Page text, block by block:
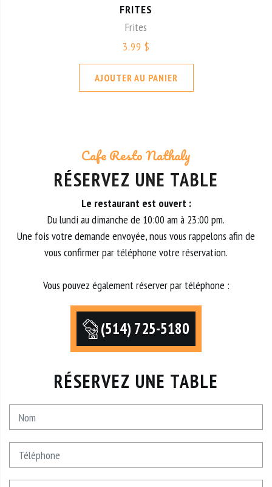
FRITES
Frites
3.99 $
AJOUTER AU PANIER
Cafe Resto Nathaly
RÉSERVEZ UNE TABLE
Le restaurant est ouvert :
Du lundi au dimanche de 10:00 am à 23:00 pm.
Une fois votre demande envoyée, nous vous rappelons afin de
vous confirmer par téléphone votre réservation.
Vous pouvez également réserver par téléphone :
(514) 725-5180
RÉSERVEZ UNE TABLE